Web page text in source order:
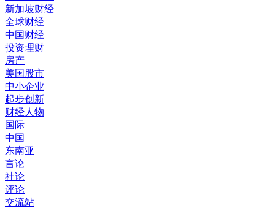
新加坡财经
全球财经
中国财经
投资理财
房产
美国股市
中小企业
起步创新
财经人物
国际
中国
东南亚
言论
社论
评论
交流站